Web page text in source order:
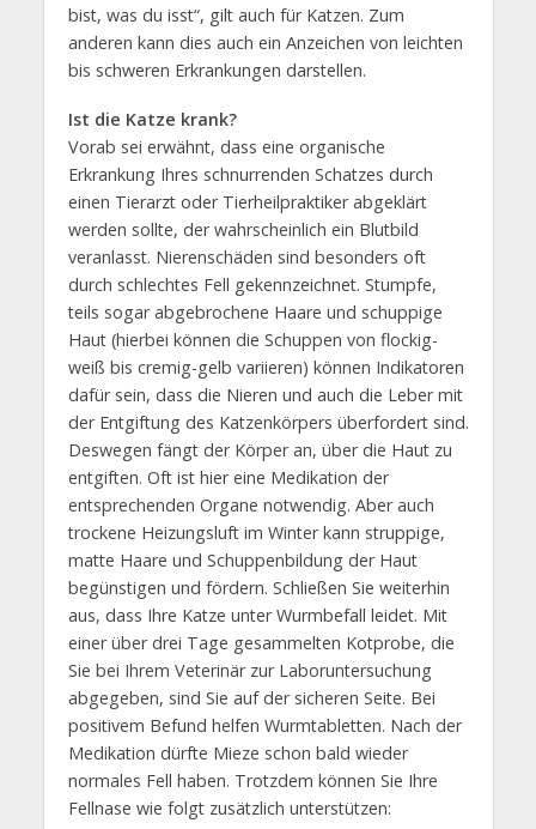
bist, was du isst“, gilt auch für Katzen. Zum
anderen kann dies auch ein Anzeichen von leichten
bis schweren Erkrankungen darstellen.
Ist die Katze krank?
Vorab sei erwähnt, dass eine organische
Erkrankung Ihres schnurrenden Schatzes durch
einen Tierarzt oder Tierheilpraktiker abgeklärt
werden sollte, der wahrscheinlich ein Blutbild
veranlasst. Nierenschäden sind besonders oft
durch schlechtes Fell gekennzeichnet. Stumpfe,
teils sogar abgebrochene Haare und schuppige
Haut (hierbei können die Schuppen von flockig-
weiß bis cremig-gelb variieren) können Indikatoren
dafür sein, dass die Nieren und auch die Leber mit
der Entgiftung des Katzenkörpers überfordert sind.
Deswegen fängt der Körper an, über die Haut zu
entgiften. Oft ist hier eine Medikation der
entsprechenden Organe notwendig. Aber auch
trockene Heizungsluft im Winter kann struppige,
matte Haare und Schuppenbildung der Haut
begünstigen und fördern. Schließen Sie weiterhin
aus, dass Ihre Katze unter Wurmbefall leidet. Mit
einer über drei Tage gesammelten Kotprobe, die
Sie bei Ihrem Veterinär zur Laboruntersuchung
abgegeben, sind Sie auf der sicheren Seite. Bei
positivem Befund helfen Wurmtabletten. Nach der
Medikation dürfte Mieze schon bald wieder
normales Fell haben. Trotzdem können Sie Ihre
Fellnase wie folgt zusätzlich unterstützen: